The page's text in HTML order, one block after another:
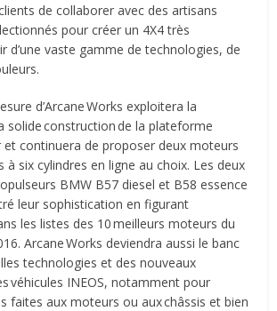
de collaborer avec des artisans
pour créer un 4X4 très
d’une vaste gamme de technologies, de
d’Arcane Works exploitera la
solide construction de la plateforme
et continuera de proposer deux moteurs
à six cylindres en ligne au choix. Les deux
BMW B57 diesel et B58 essence
leur sophistication en figurant
les listes des 10 meilleurs moteurs du
Arcane Works deviendra aussi le banc
technologies et des nouveaux
véhicules INEOS, notamment pour
faites aux moteurs ou aux châssis et bien